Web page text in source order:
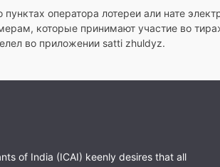
оператора лотереи али нате
которые принимают участие во
во приложении satti zhuldyz.
of India (ICAI) keenly desires that all